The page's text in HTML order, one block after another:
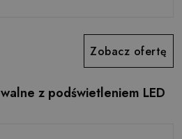
Zobacz ofertę
z podświetleniem LED